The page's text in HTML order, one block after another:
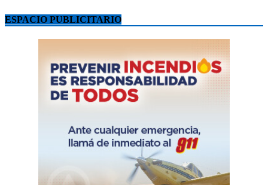
ESPACIO PUBLICITARIO